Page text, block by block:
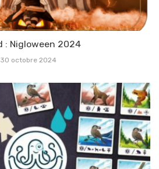
: Nigloween 2024
30 octobre 2024